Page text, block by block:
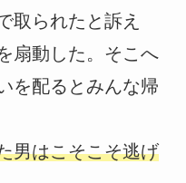
取られたと訴え
扇動した。そこへ
を配るとみんな帰
男はこそこそ逃げ